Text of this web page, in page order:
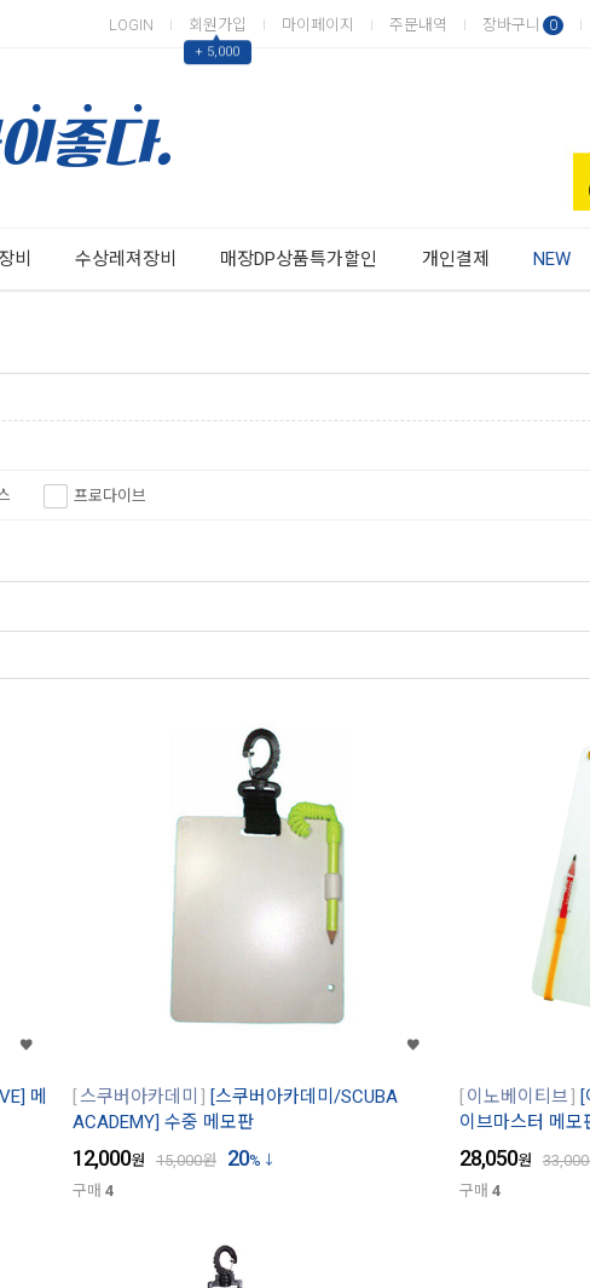
LOGIN 회원가입
▲
+ 5,000
마이페이지 주문내역 장바구니 0
비 수상레져장비 매장DP상품특가할인 개인결제 NEW
프로다이브
메
스쿠버아카데미
[스쿠버아카데미/SCUBA
ACADEMY] 수중 메모판
12,000원 15,000원 20%
구매 4
이노베이티브
이브마스터 메모
28,050원 33,000
구매 4